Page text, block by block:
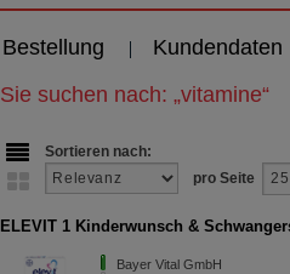
Bestellung Kundendaten
Sie suchen nach: „vitamine“
Sortieren nach:
pro Seite
ELEVIT 1 Kinderwunsch &
Bayer Vital GmbH